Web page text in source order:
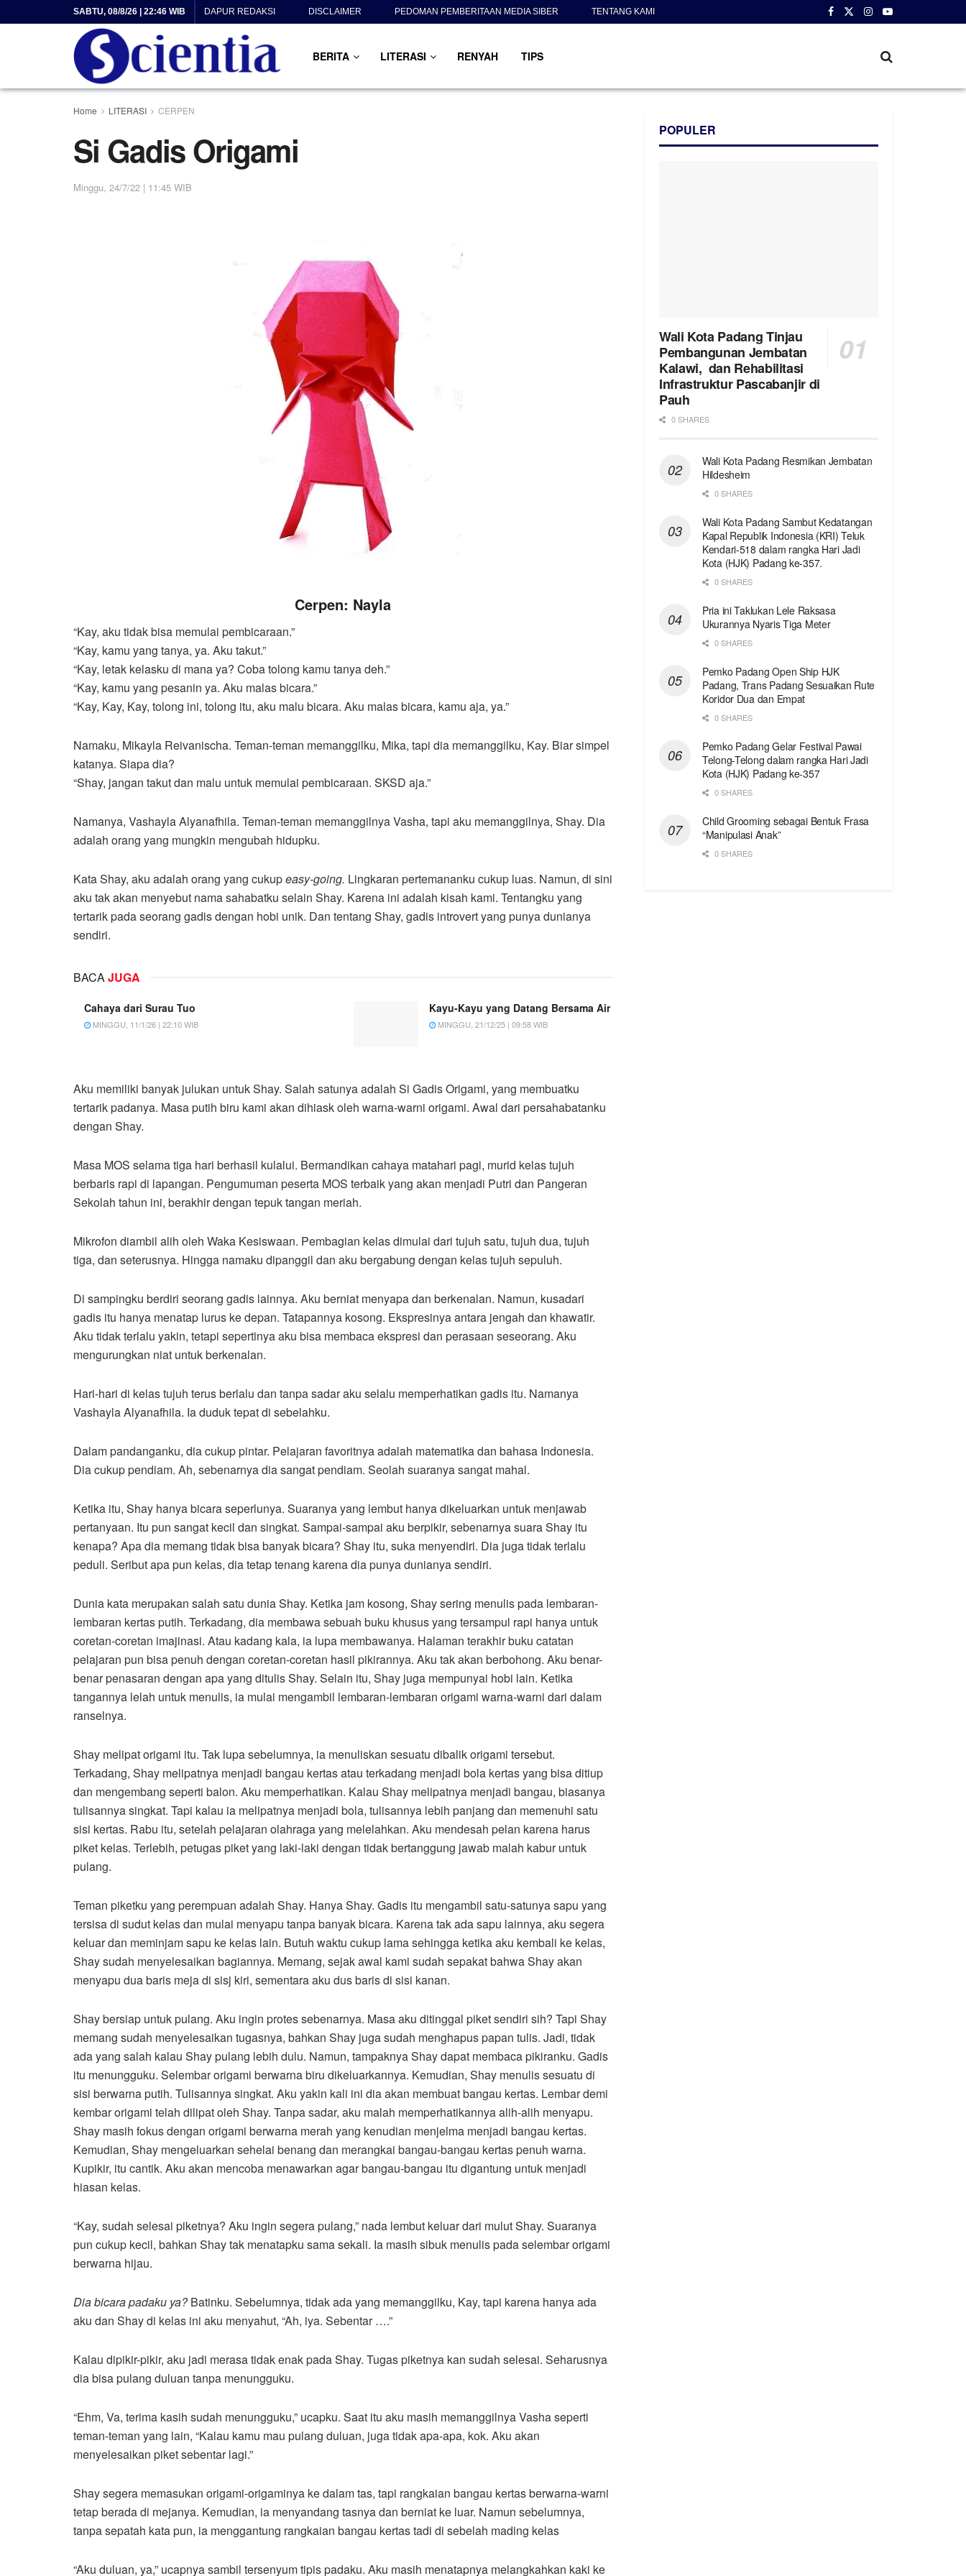
SABTU, 08/8/26 | 22:46 WIB DAPUR REDAKSI DISCLAIMER PEDOMAN PEMBERITAAN MEDIA SIBER TENTANG KAMI
BERITA LITERASI RENYAH TIPS
Home LITERASI CERPEN
Si Gadis Origami
Minggu, 24/7/22 | 11:45 WIB
Cerpen: Nayla
“Kay, aku tidak bisa memulai pembicaraan.”
“Kay, kamu yang tanya, ya. Aku takut.”
“Kay, letak kelasku di mana ya? Coba tolong kamu tanya deh.”
“Kay, kamu yang pesanin ya. Aku malas bicara.”
“Kay, Kay, Kay, tolong ini, tolong itu, aku malu bicara. Aku malas bicara, kamu aja, ya.”
Namaku, Mikayla Reivanischa. Teman-teman memanggilku, Mika, tapi dia memanggilku, Kay. Biar simpel
katanya. Siapa dia?
“Shay, jangan takut dan malu untuk memulai pembicaraan. SKSD aja.”
Namanya, Vashayla Alyanafhila. Teman-teman memanggilnya Vasha, tapi aku memanggilnya, Shay. Dia
adalah orang yang mungkin mengubah hidupku.
Kata Shay, aku adalah orang yang cukupeasy-going. Lingkaran pertemananku cukup luas. Namun, di sini
aku tak akan menyebut nama sahabatku selain Shay. Karena ini adalah kisah kami. Tentangku yang
tertarik pada seorang gadis dengan hobi unik. Dan tentang Shay, gadis introvert yang punya dunianya
sendiri.
BACAJUGA
Cahaya dari Surau Tuo
MINGGU, 11/1/26 | 22:10 WIB
Kayu-Kayu yang Datang Bersama Air
MINGGU, 21/12/25 | 09:58 WIB
Aku memiliki banyak julukan untuk Shay. Salah satunya adalah Si Gadis Origami, yang membuatku
tertarik padanya. Masa putih biru kami akan dihiask oleh warna-warni origami. Awal dari persahabatanku
dengan Shay.
Masa MOS selama tiga hari berhasil kulalui. Bermandikan cahaya matahari pagi, murid kelas tujuh
berbaris rapi di lapangan. Pengumuman peserta MOS terbaik yang akan menjadi Putri dan Pangeran
Sekolah tahun ini, berakhir dengan tepuk tangan meriah.
Mikrofon diambil alih oleh Waka Kesiswaan. Pembagian kelas dimulai dari tujuh satu, tujuh dua, tujuh
tiga, dan seterusnya. Hingga namaku dipanggil dan aku bergabung dengan kelas tujuh sepuluh.
Di sampingku berdiri seorang gadis lainnya. Aku berniat menyapa dan berkenalan. Namun, kusadari
gadis itu hanya menatap lurus ke depan. Tatapannya kosong. Ekspresinya antara jengah dan khawatir.
Aku tidak terlalu yakin, tetapi sepertinya aku bisa membaca ekspresi dan perasaan seseorang. Aku
mengurungkan niat untuk berkenalan.
Hari-hari di kelas tujuh terus berlalu dan tanpa sadar aku selalu memperhatikan gadis itu. Namanya
Vashayla Alyanafhila. Ia duduk tepat di sebelahku.
Dalam pandanganku, dia cukup pintar. Pelajaran favoritnya adalah matematika dan bahasa Indonesia.
Dia cukup pendiam. Ah, sebenarnya dia sangat pendiam. Seolah suaranya sangat mahal.
Ketika itu, Shay hanya bicara seperlunya. Suaranya yang lembut hanya dikeluarkan untuk menjawab
pertanyaan. Itu pun sangat kecil dan singkat. Sampai-sampai aku berpikir, sebenarnya suara Shay itu
kenapa? Apa dia memang tidak bisa banyak bicara? Shay itu, suka menyendiri. Dia juga tidak terlalu
peduli. Seribut apa pun kelas, dia tetap tenang karena dia punya dunianya sendiri.
Dunia kata merupakan salah satu dunia Shay. Ketika jam kosong, Shay sering menulis pada lembaran-
lembaran kertas putih. Terkadang, dia membawa sebuah buku khusus yang tersampul rapi hanya untuk
coretan-coretan imajinasi. Atau kadang kala, ia lupa membawanya. Halaman terakhir buku catatan
pelajaran pun bisa penuh dengan coretan-coretan hasil pikirannya. Aku tak akan berbohong. Aku benar-
benar penasaran dengan apa yang ditulis Shay. Selain itu, Shay juga mempunyai hobi lain. Ketika
tangannya lelah untuk menulis, ia mulai mengambil lembaran-lembaran origami warna-warni dari dalam
ranselnya.
Shay melipat origami itu. Tak lupa sebelumnya, ia menuliskan sesuatu dibalik origami tersebut.
Terkadang, Shay melipatnya menjadi bangau kertas atau terkadang menjadi bola kertas yang bisa ditiup
dan mengembang seperti balon. Aku memperhatikan. Kalau Shay melipatnya menjadi bangau, biasanya
tulisannya singkat. Tapi kalau ia melipatnya menjadi bola, tulisannya lebih panjang dan memenuhi satu
sisi kertas. Rabu itu, setelah pelajaran olahraga yang melelahkan. Aku mendesah pelan karena harus
piket kelas. Terlebih, petugas piket yang laki-laki dengan tidak bertanggung jawab malah kabur untuk
pulang.
Teman piketku yang perempuan adalah Shay. Hanya Shay. Gadis itu mengambil satu-satunya sapu yang
tersisa di sudut kelas dan mulai menyapu tanpa banyak bicara. Karena tak ada sapu lainnya, aku segera
keluar dan meminjam sapu ke kelas lain. Butuh waktu cukup lama sehingga ketika aku kembali ke kelas,
Shay sudah menyelesaikan bagiannya. Memang, sejak awal kami sudah sepakat bahwa Shay akan
menyapu dua baris meja di sisj kiri, sementara aku dus baris di sisi kanan.
Shay bersiap untuk pulang. Aku ingin protes sebenarnya. Masa aku ditinggal piket sendiri sih? Tapi Shay
memang sudah menyelesaikan tugasnya, bahkan Shay juga sudah menghapus papan tulis. Jadi, tidak
ada yang salah kalau Shay pulang lebih dulu. Namun, tampaknya Shay dapat membaca pikiranku. Gadis
itu menungguku. Selembar origami berwarna biru dikeluarkannya. Kemudian, Shay menulis sesuatu di
sisi berwarna putih. Tulisannya singkat. Aku yakin kali ini dia akan membuat bangau kertas. Lembar demi
kembar origami telah dilipat oleh Shay. Tanpa sadar, aku malah memperhatikannya alih-alih menyapu.
Shay masih fokus dengan origami berwarna merah yang kenudian menjelma menjadi bangau kertas.
Kemudian, Shay mengeluarkan sehelai benang dan merangkai bangau-bangau kertas penuh warna.
Kupikir, itu cantik. Aku akan mencoba menawarkan agar bangau-bangau itu digantung untuk menjadi
hiasan kelas.
“Kay, sudah selesai piketnya? Aku ingin segera pulang,” nada lembut keluar dari mulut Shay. Suaranya
pun cukup kecil, bahkan Shay tak menatapku sama sekali. Ia masih sibuk menulis pada selembar origami
berwarna hijau.
Dia bicara padaku ya?Batinku. Sebelumnya, tidak ada yang memanggilku, Kay, tapi karena hanya ada
aku dan Shay di kelas ini aku menyahut, “Ah, iya. Sebentar ….”
Kalau dipikir-pikir, aku jadi merasa tidak enak pada Shay. Tugas piketnya kan sudah selesai. Seharusnya
dia bisa pulang duluan tanpa menungguku.
“Ehm, Va, terima kasih sudah menungguku,” ucapku. Saat itu aku masih memanggilnya Vasha seperti
teman-teman yang lain, “Kalau kamu mau pulang duluan, juga tidak apa-apa, kok. Aku akan
menyelesaikan piket sebentar lagi.”
Shay segera memasukan origami-origaminya ke dalam tas, tapi rangkaian bangau kertas berwarna-warni
tetap berada di mejanya. Kemudian, ia menyandang tasnya dan berniat ke luar. Namun sebelumnya,
tanpa sepatah kata pun, ia menggantung rangkaian bangau kertas tadi di sebelah mading kelas
“Aku duluan, ya,” ucapnya sambil tersenyum tipis padaku. Aku masih menatapnya melangkahkan kaki ke
POPULER
Wali Kota Padang Tinjau
Pembangunan Jembatan
Kalawi, dan Rehabilitasi
Infrastruktur Pascabanjir di
Pauh
0 SHARES
Wali Kota Padang Resmikan Jembatan
Hildesheim
0 SHARES
Wali Kota Padang Sambut Kedatangan
Kapal Republik Indonesia (KRI) Teluk
Kendari-518 dalam rangka Hari Jadi
Kota (HJK) Padang ke-357.
0 SHARES
Pria ini Taklukan Lele Raksasa
Ukurannya Nyaris Tiga Meter
0 SHARES
Pemko Padang Open Ship HJK
Padang, Trans Padang Sesuaikan Rute
Koridor Dua dan Empat
0 SHARES
Pemko Padang Gelar Festival Pawai
Telong-Telong dalam rangka Hari Jadi
Kota (HJK) Padang ke-357
0 SHARES
Child Grooming sebagai Bentuk Frasa
“Manipulasi Anak”
0 SHARES